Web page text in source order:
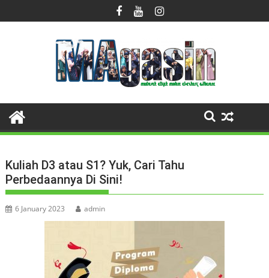
to
Kuliah D3 atau S1? Yuk, Cari Tahu
Perbedaannya Di Sini!
6 January 2023 admin